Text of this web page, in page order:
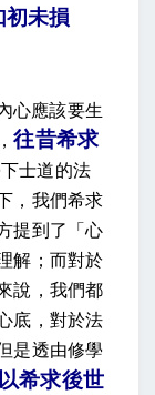
初未損
心應該要生
，往昔希求
士道的法
，我們希求
提到了「心
解；而對於
說，我們都
底，對於法
是透由修學
希求後世